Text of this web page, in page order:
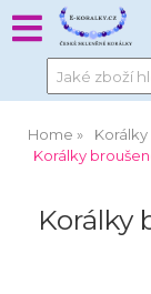
Home
Korálky
Korálky